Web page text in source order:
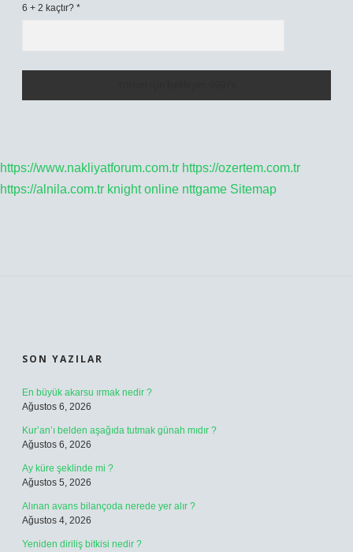
6 + 2 kaçtır? *
https://www.nakliyatforum.com.tr https://ozertem.com.tr
https://alnila.com.tr knight online nttgame Sitemap
SON YAZILAR
En büyük akarsu ırmak nedir ?
Ağustos 6, 2026
Kur’an’ı belden aşağıda tutmak günah mıdır ?
Ağustos 6, 2026
Ay küre şeklinde mi ?
Ağustos 5, 2026
Alınan avans bilançoda nerede yer alır ?
Ağustos 4, 2026
Yeniden diriliş bitkisi nedir ?